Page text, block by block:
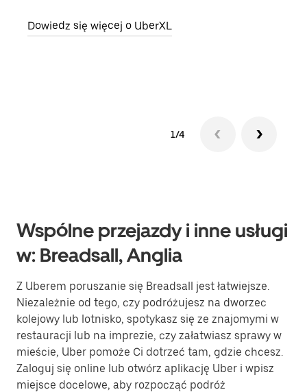
Dowiedz się więcej o UberXL
1/4
Wspólne przejazdy i inne usługi
w: Breadsall, Anglia
Z Uberem poruszanie się Breadsall jest łatwiejsze.
Niezależnie od tego, czy podróżujesz na dworzec
kolejowy lub lotnisko, spotykasz się ze znajomymi w
restauracji lub na imprezie, czy załatwiasz sprawy w
mieście, Uber pomoże Ci dotrzeć tam, gdzie chcesz.
Zaloguj się online lub otwórz aplikację Uber i wpisz
miejsce docelowe, aby rozpocząć podróż